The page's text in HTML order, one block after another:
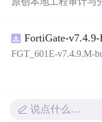
目源码、Logo、官方
材。适合前端开发、
README、运行说明
权声明。解压后进入
FGT_601E-v7.4.9.M-
说点什么…